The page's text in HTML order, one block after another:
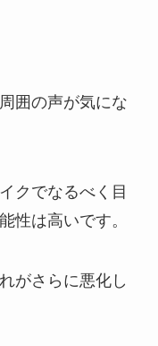
囲の声が気にな
クでなるべく目
性は高いです。
がさらに悪化し